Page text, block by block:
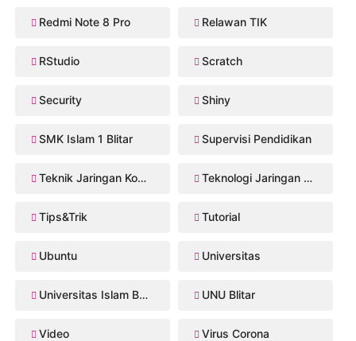
Redmi Note 8 Pro Relawan TIK
RStudio Scratch
Security Shiny
SMK Islam 1 Blitar Supervisi Pendidikan
Teknik Jaringan Komputer dan Telekomunikasi Teknologi Jaringan Kabel dan Nirkabel
Tips&Trik Tutorial
Ubuntu Universitas
Universitas Islam Balitar UNU Blitar
Video Virus Corona